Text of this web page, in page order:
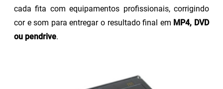
cada fita com equipamentos profissionais, corrigindo
cor e som para entregar o resultado final em MP4, DVD
ou pendrive.